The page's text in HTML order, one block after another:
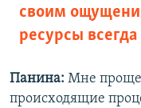
своим
ресурсы
Панина: Мне
происходящие